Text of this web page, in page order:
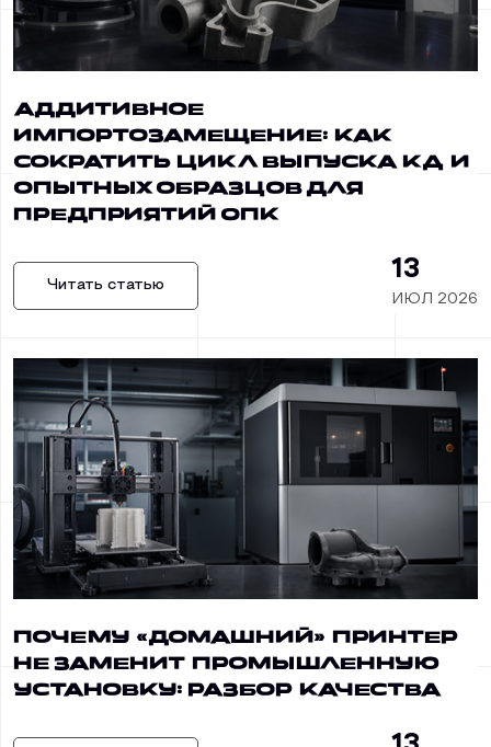
Аддитивное
импортозамещение: как
сократить цикл выпуска КД и
опытных образцов для
предприятий ОПК
Читать статью
13
ИЮЛ 2026
Почему «домашний» принтер
не заменит промышленную
установку: разбор качества